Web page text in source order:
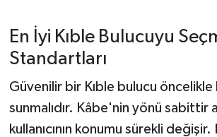
En İyi Kıble Bulucuyu
Standartları
Güvenilir bir Kıble bulucu öncelikle
sunmalıdır. Kâbe'nin yönü sabittir
kullanıcının konumu sürekli değişir.